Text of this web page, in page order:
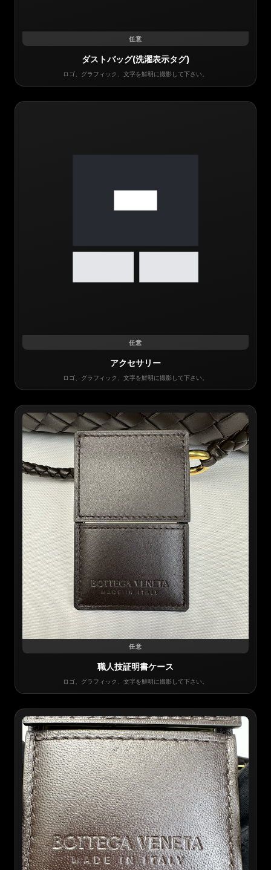
任意
ダストバッグ(洗濯表示タグ)
ロゴ、グラフィック、文字を鮮明に撮影して下さい。
任意
アクセサリー
ロゴ、グラフィック、文字を鮮明に撮影して下さい。
任意
職人技証明書ケース
ロゴ、グラフィック、文字を鮮明に撮影して下さい。